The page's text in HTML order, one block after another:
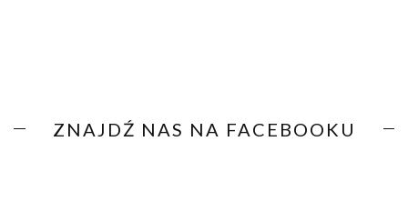
ZNAJDŹ NAS NA FACEBOOKU